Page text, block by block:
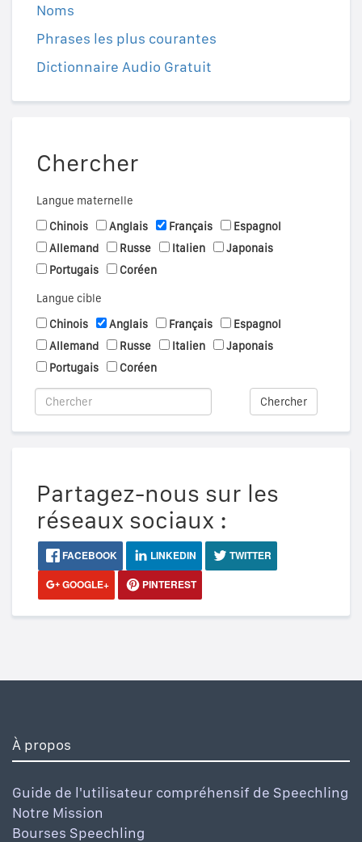
Noms
Phrases les plus courantes
Dictionnaire Audio Gratuit
Chercher
Langue maternelle
Chinois
Anglais Français
Espagnol
Allemand
Russe Italien
Japonais
Portugais
Coréen
Langue cible
Chinois
Anglais Français
Espagnol
Allemand
Russe Italien
Japonais
Portugais
Coréen
Chercher
Partagez-nous sur les
réseaux sociaux :
FACEBOOK LINKEDIN
TWITTER
GOOGLE+
PINTEREST
À propos
Guide de l'utilisateur compréhensif de Speechling
Notre Mission
Bourses Speechling